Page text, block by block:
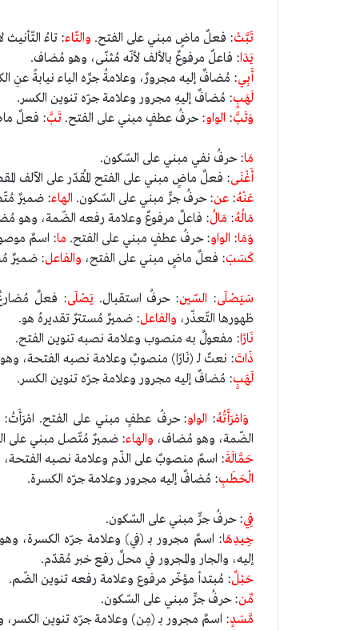
تَبَّتْ: فعلٌ ماضٍ مبني على الفتح. والتّاء: تاءُ
يَدَا: فاعلٌ مرفوعٌ بالألف لأنّه مُثنّى، وهو مُضاف.
أَبِي: مُضافٌ إليه مجرورٌ، وعلامةُ جرِّه الياء نيابةً عنِ
لَهَبٍ: مُضافٌ إليهِ مجرور وعلامة جرّه تنوين الكسر.
وَتَبَّ: الواو: حرفُ عطفٍ مبني على الفتح. تَبَّ: فعلٌ
مَا: حرفُ نفي مبني على السّكون.
أَغْنَى: فعلٌ ماضٍ مبني على الفتح المُقدّر على الآلف
عَنْهُ: عن: حرفُ جرٍّ مبني على السّكون. الهاء: ضميرٌ
مَالُهُ: مَالُ: فاعلٌ مرفوعٌ وعلامة رفعه الضّمة، وهو
وَمَا: الواو: حرفُ عطفٍ مبني على الفتح. ما: اسمٌ
كَسَبَ: فعلٌ ماضٍ مبني على الفتح، والفاعل: ضميرٌ
سَيَصْلَى: السّين: حرفُ استقبال. يَصْلَى: فعلٌ مُضارعٌ
ظهورها التّعذّر، والفاعل: ضميرٌ مُستترٌ تقديرهُ هو.
نَارًا: مفعولٌ به منصوب وعلامة نصبه تنوين الفتح.
ذَاتَ: نعتٌ لـ (نَارًا) منصوبٌ وعلامة نصبه الفتحة،
لَهَبٍ: مُضافٌ إليه مجرور وعلامة جرّه تنوين الكسر.
وَامْرَأَتُهُ: الواو: حرفُ عطفٍ مبني على الفتح. امْرَأَتُ:
الضّمة، وهو مُضاف، والهاء: ضميرٌ مُتّصل مبني على
حَمَّالَةَ: اسمٌ منصوبٌ على الذّم وعلامة نصبه
الْحَطَبِ: مُضافٌ إليه مجرور وعلامة جرّه الكسرة.
فِي: حرفُ جرٍّ مبني على السّكون.
جِيدِهَا: اسمٌ مجرور بـ (في) وعلامة جرّه الكسرة،
إليه، والجار والمجرور في محلِّ رفع خبر مُقدّم.
حَبْلٌ: مُبتدأ مؤخّر مرفوع وعلامة رفعه تنوين الضّم.
مِّن: حرفُ جرٍّ مبني على السّكون.
مَّسَدٍ: اسمٌ مجرور بـ (مِن) وعلامة جرّه تنوين